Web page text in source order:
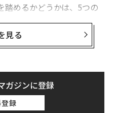
計画 100万人規模を視野に
WATCH〜時の進化〜］
し自己肯定感を保つ方法
踏めるかどうかは、5つの
航天局）、そしてESA（欧
には有人飛行の技術があ
国営宇宙公社ロスコスモ
）などと共同で計画が進
見る
ガジンに登録
録